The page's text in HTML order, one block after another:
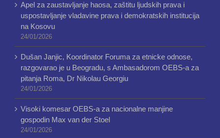
Apel za zaustavljanje haosa, zaštitu ljudskih prava i
uspostavljanje vladavine prava i demokratskih institucija
na Kosovu
24/01/2026
Dušan Janjic, Koordinator Foruma za etnicke odnose,
razgovarao je u Beogradu, s Ambasadorom OEBS-a za
pitanja Roma, Dr Nikolau Georgiu
24/01/2026
Visoki komesar OEBS-a za nacionalne manjine
gospodin Max van der Stoel
24/01/2026